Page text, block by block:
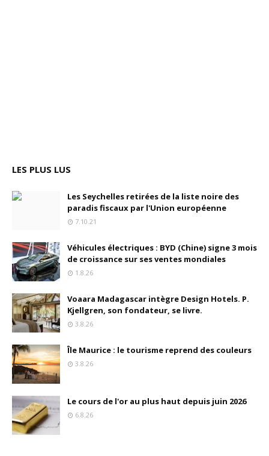
LES PLUS LUS
Les Seychelles retirées de la liste noire des
paradis fiscaux par l'Union européenne
7.10.21
Véhicules électriques : BYD (Chine) signe 3 mois
de croissance sur ses ventes mondiales
1.8.26
Voaara Madagascar intègre Design Hotels. P.
Kjellgren, son fondateur, se livre.
3.8.26
Île Maurice : le tourisme reprend des couleurs
3.8.26
Le cours de l'or au plus haut depuis juin 2026
6.8.26